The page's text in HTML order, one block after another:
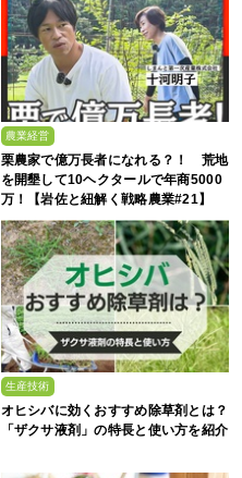
農業経営
栗農家で億万長者になれる？！ 荒地
を開墾して10ヘクタールで年商5000
万！【岩佐と紐解く戦略農業#21】
生産技術
オヒシバに効くおすすめ除草剤とは？
「ザクサ液剤」の特長と使い方を紹介